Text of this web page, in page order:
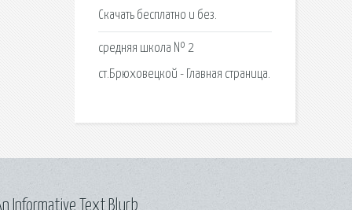
Скачать бесплатно и без.
средняя школа № 2
ст.Брюховецкой - Главная страница.
Informative Text Blurb